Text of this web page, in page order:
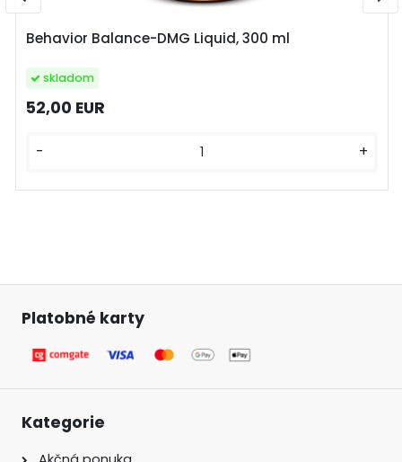
Behavior Balance-DMG Liquid, 300 ml
52,00 EUR
- +
skladom
Platobné karty
Kategorie